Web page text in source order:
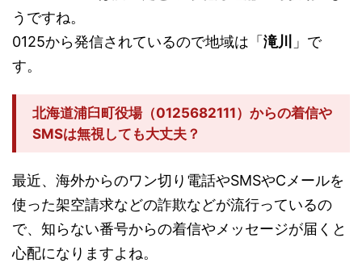
うですね。
0125から発信されているので地域は「 滝川 」で
す。
北海道浦臼町役場（0125682111）からの着信や
SMSは無視しても大丈夫？
最近、海外からのワン切り電話やSMSやCメールを
使った架空請求などの詐欺などが流行っているの
で、知らない番号からの着信やメッセージが届くと
心配になりますよね。